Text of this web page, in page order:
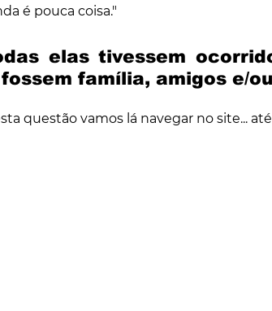
é pouca coisa."
elas tivessem
família, amigos e/
questão vamos lá navegar no site...